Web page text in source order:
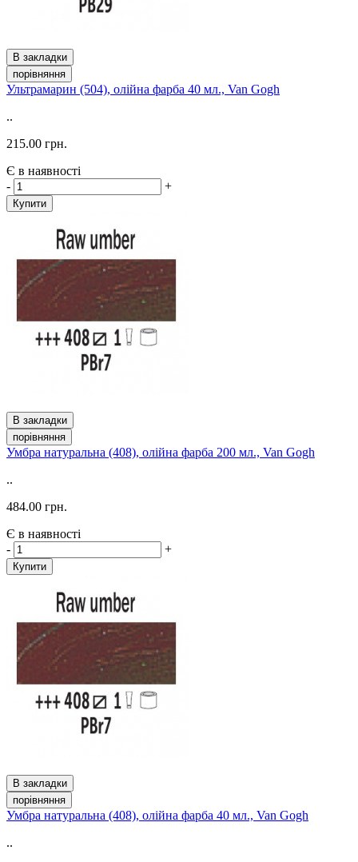
В закладки
порівняння
Ультрамарин (504), олійна фарба 40 мл., Van Gogh
..
215.00 грн.
Є в наявності
-
+
Купити
В закладки
порівняння
Умбра натуральна (408), олійна фарба 200 мл., Van Gogh
..
484.00 грн.
Є в наявності
-
+
Купити
В закладки
порівняння
Умбра натуральна (408), олійна фарба 40 мл., Van Gogh
..